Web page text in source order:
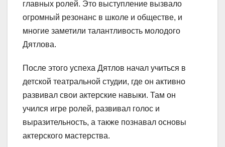
главных ролей. Это выступление вызвало
огромный резонанс в школе и обществе, и
многие заметили талантливость молодого
Дятлова.
После этого успеха Дятлов начал учиться в
детской театральной студии, где он активно
развивал свои актерские навыки. Там он
учился игре ролей, развивал голос и
выразительность, а также познавал основы
актерского мастерства.